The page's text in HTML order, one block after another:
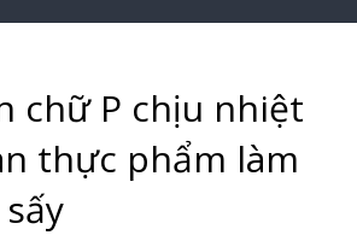
chữ P chịu nhiệt
thực phẩm làm